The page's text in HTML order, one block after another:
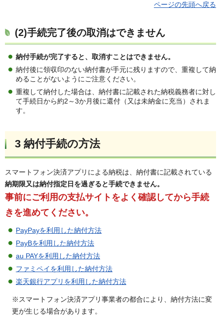
ページの先頭へ戻る
(2)手続完了後の取消はできません
納付手続が完了すると、取消すことはできません。
納付後に領収印のない納付書が手元に残りますので、重複して納
めることがないようにご注意ください。
重複して納付した場合は、納付書に記載された納税義務者に対し
て手続日から約2～3か月後に還付（又は未納金に充当）されま
す。
3 納付手続の方法
スマートフォン決済アプリによる納税は、納付書に記載されている
納期限又は納付指定日を過ぎると手続できません。
事前にご利用の支払サイトをよく確認してから手続
きを進めてください。
PayPayを利用した納付方法
PayBを利用した納付方法
au PAYを利用した納付方法
ファミペイを利用した納付方法
楽天銀行アプリを利用した納付方法
※スマートフォン決済アプリ事業者の都合により、納付方法に変
更が生じる場合があります。